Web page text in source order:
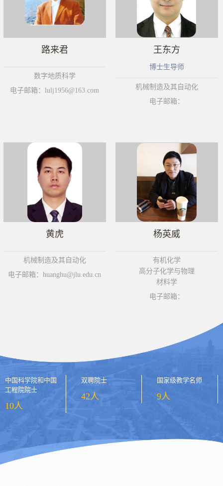
路来君
数字地质科学
电子邮箱：lulj1956@163.com
王东方
博士生导师
机械制造及其自动化
电子邮箱：
黄虎
机械制造及其自动化
电子邮箱：huanghu@jlu.edu.cn
杨英威
有机化学
高分子化学与物理
材料学
电子邮箱：
中国科学院和中国
工程院院士
10人
双聘院士
42人
国家级教学名师
9人